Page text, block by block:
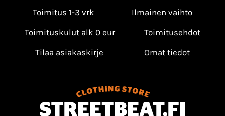
Toimitus 1-3 vrk
Ilmainen vaihto
Toimituskulut alk 0 eur
Toimitusehdot
Tilaa asiakaskirje
Omat tiedot